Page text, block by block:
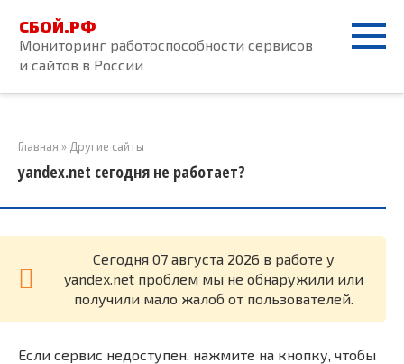
контенту
СБОЙ.РФ
Мониторинг работоспособности сервисов
и сайтов в России
Главная » Другие сайты
yandex.net сегодня не работает?
Cегодня 07 августа 2026 в работе у
yandex.net проблем мы не обнаружили или
получили мало жалоб от пользователей.
Если сервис недоступен, нажмите на кнопку, чтобы